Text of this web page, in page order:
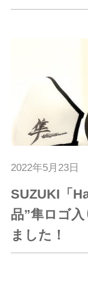
SUZUKI「
品”隼ロゴ
ました！
2022年5月23日